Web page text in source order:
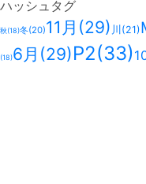
ハッシュタグ
秋(18)冬(20)11月 (29) 川 (21)
(18)6月 (29)P2(33)